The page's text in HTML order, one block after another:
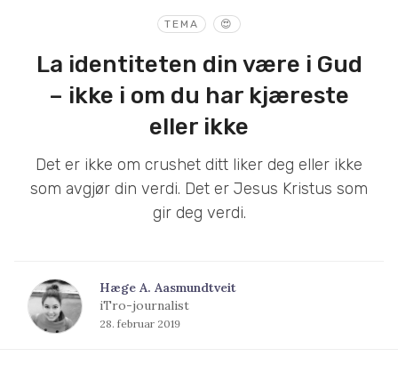
TEMA 😍
La identiteten din være i Gud
– ikke i om du har kjæreste
eller ikke
Det er ikke om crushet ditt liker deg eller ikke
som avgjør din verdi. Det er Jesus Kristus som
gir deg verdi.
Hæge A. Aasmundtveit
iTro-journalist
28. februar 2019